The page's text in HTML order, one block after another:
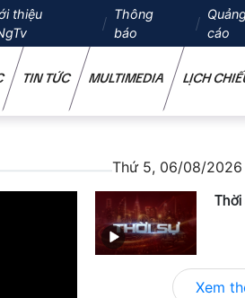
thiệu
Thông
báo
cáo
TIN TỨC MULTIMEDIA LỊCH
Thứ 5, 06/08/2026
Xem